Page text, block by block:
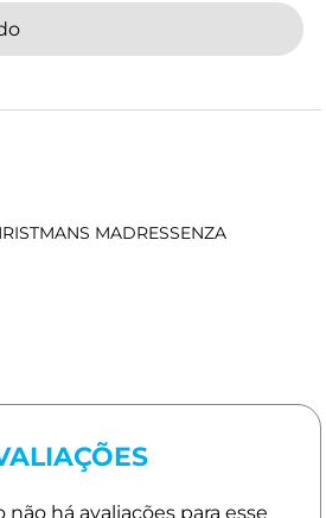
MADRESSENZA